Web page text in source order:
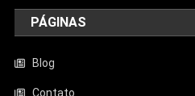
PÁGINAS
Blog
Contato